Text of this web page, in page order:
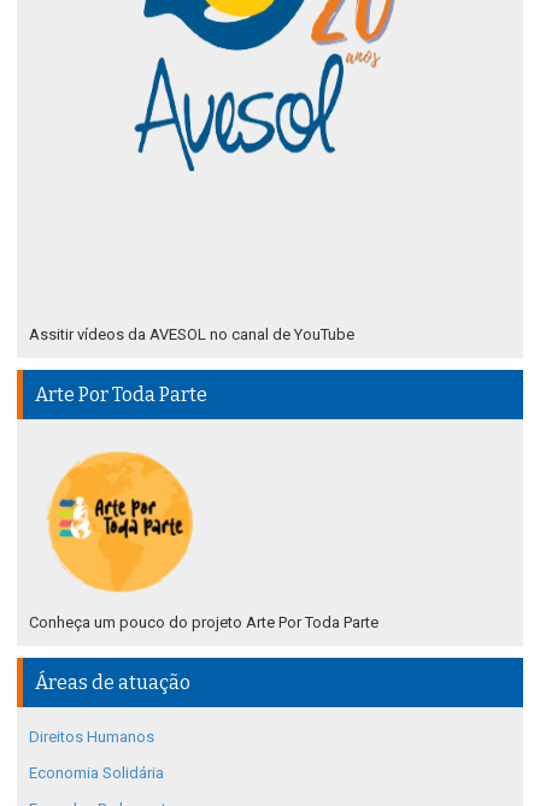
Assitir vídeos da AVESOL no canal de YouTube
Arte Por Toda Parte
Conheça um pouco do projeto Arte Por Toda Parte
Áreas de atuação
Direitos Humanos
Economia Solidária